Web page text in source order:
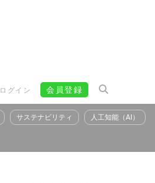
ログイン 会員登録
サステナビリティ 人工知能（AI）